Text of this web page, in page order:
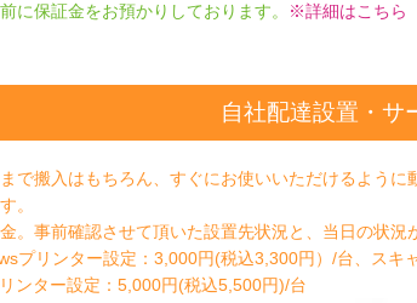
に保証金をお預かりしております。 ※詳細はこちら
自社配達設置・サ
で搬入はもちろん、すぐにお使いいただけるよう
。
。事前確認させて頂いた設置先状況と、当日の状況
プリンター設定：3,000円(税込3,300円）/台、スキ
ンター設定：5,000円(税込5,500円)/台